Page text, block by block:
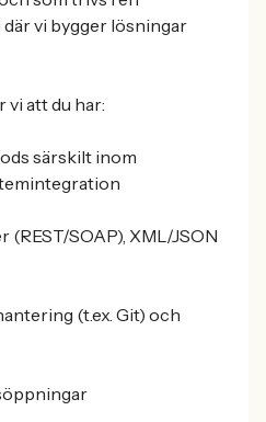
vi bygger lösningar
vi att du har:
särskilt inom
SOAP), XML/JSON
(t.ex. Git) och